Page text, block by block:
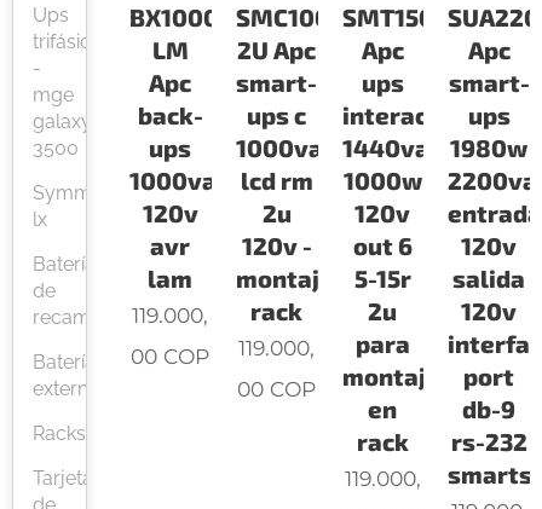
Ups
trifásicas
-
mge
galaxy
3500
Symmetra
lx
Baterías
de
recambio
Baterías
externas
Racks
Tarjetas
BX1000L-
LM
Apc
back-
ups
1000va
120v
avr
lam
119.000,
00 COP
SMC1000-
2U Apc
smart-
ups c
1000va
lcd rm
2u
120v -
montaje
rack
119.000,
00 COP
SMT1500RM2U
Apc
ups
interactiva
1440va-
1000w
120v
out 6
5-15r
2u
para
montaje
en
rack
119.000,
Apc
smart-
ups
1980w
2200va
entrada
120v
salida
120v
port
db-9
rs-232
smarts